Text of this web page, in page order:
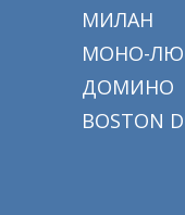
МИЛАН
МОНО-
ДОМИНО
BOSTON